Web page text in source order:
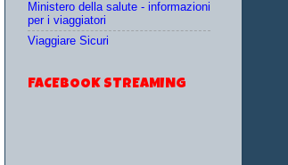
Ministero della salute - informazioni
per i viaggiatori
Viaggiare Sicuri
FACEBOOK STREAMING